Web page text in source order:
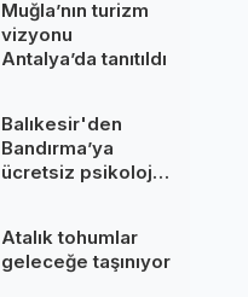
Muğla’nın turizm
vizyonu
Antalya’da tanıtıldı
Balıkesir'den
Bandırma’ya
ücretsiz psikolojik
Atalık tohumlar
geleceğe taşınıyor